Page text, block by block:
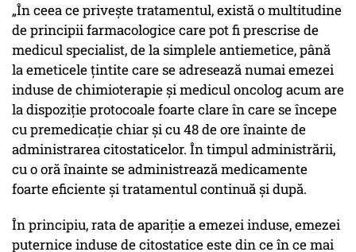
„În ceea ce privește tratamentul, există o multitudine
de principii farmacologice care pot fi prescrise de
medicul specialist, de la simplele antiemetice, până
la emeticele țintite care se adresează numai emezei
induse de chimioterapie și medicul oncolog acum are
la dispoziție protocoale foarte clare în care se începe
cu premedicație chiar și cu 48 de ore înainte de
administrarea citostaticelor. În timpul administrării,
cu o oră înainte se administrează medicamente
foarte eficiente și tratamentul continuă și după.
În principiu, rata de apariție a emezei induse, emezei
puternice induse de citostatice este din ce în ce mai